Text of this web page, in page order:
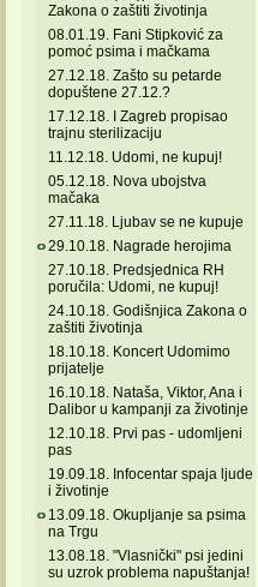
Zakona o zaštiti životinja
08.01.19. Fani Stipković za
pomoć psima i mačkama
27.12.18. Zašto su petarde
dopuštene 27.12.?
17.12.18. I Zagreb propisao
trajnu sterilizaciju
11.12.18. Udomi, ne kupuj!
05.12.18. Nova ubojstva
mačaka
27.11.18. Ljubav se ne kupuje
29.10.18. Nagrade herojima
27.10.18. Predsjednica RH
poručila: Udomi, ne kupuj!
24.10.18. Godišnjica Zakona o
zaštiti životinja
18.10.18. Koncert Udomimo
prijatelje
16.10.18. Nataša, Viktor, Ana i
Dalibor u kampanji za životinje
12.10.18. Prvi pas - udomljeni
pas
19.09.18. Infocentar spaja ljude
i životinje
13.09.18. Okupljanje sa psima
na Trgu
13.08.18. "Vlasnički" psi jedini
su uzrok problema napuštanja!